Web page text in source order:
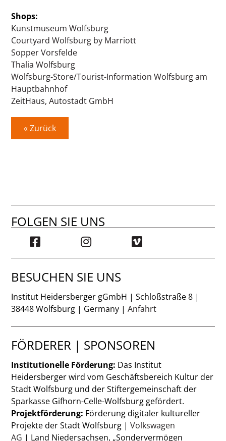
« Zurück
Shops:
Kunstmuseum Wolfsburg
Courtyard Wolfsburg by Marriott
Sopper Vorsfelde
Thalia Wolfsburg
Wolfsburg-Store/Tourist-Information Wolfsburg am
Hauptbahnhof
ZeitHaus, Autostadt GmbH
FOLGEN SIE UNS
BESUCHEN SIE UNS
Institut Heidersberger gGmbH | Schloßstraße 8 |
38448 Wolfsburg | Germany |Anfahrt
FÖRDERER | SPONSOREN
Institutionelle Förderung: Das Institut
Heidersberger wird vom Geschäftsbereich Kultur der
Stadt Wolfsburg und der Stiftergemeinschaft der
Sparkasse Gifhorn-Celle-Wolfsburg gefördert.
Projektförderung: Förderung digitaler kultureller
Projekte der Stadt Wolfsburg |Volkswagen
AG | Land Niedersachsen, „Sondervermögen